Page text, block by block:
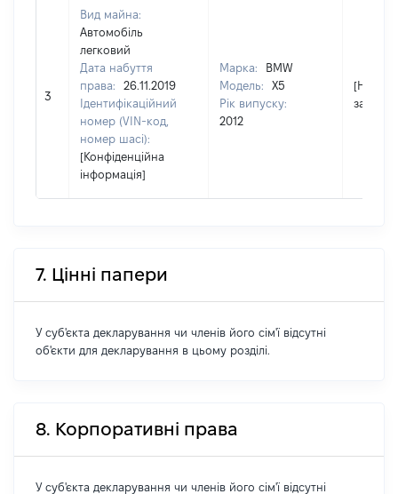
3
Вид майна:
Автомобіль
легковий
Дата набуття
права:
26.11.2019
Ідентифікаційний
номер (VIN-код,
номер шасі):
[Конфіденційна
інформація]
Марка:
BMW
Модель:
X5
Рік випуску:
2012
[Не
7. Цінні папери
У суб'єкта декларування чи членів його сім'ї відсутні
об'єкти для декларування в цьому розділі.
8. Корпоративні права
У суб'єкта декларування чи членів його сім'ї відсутні